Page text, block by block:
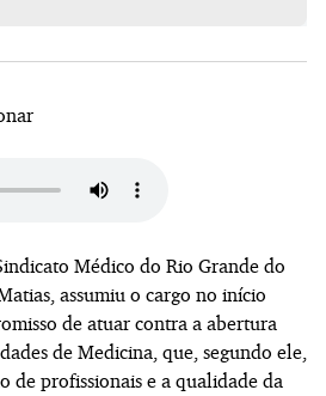
Médico do Rio Grande do
assumiu o cargo no início
de atuar contra a abertura
de Medicina, que, segundo ele,
de profissionais e a qualidade da